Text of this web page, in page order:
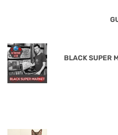
BLACK SUPER